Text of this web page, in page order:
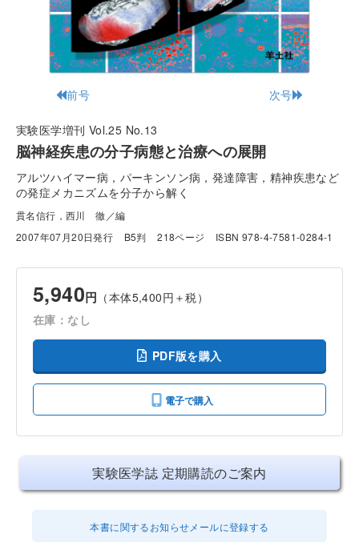
前号 次号
実験医学増刊 Vol.25 No.13
脳神経疾患の分子病態と治療への展開
アルツハイマー病，パーキンソン病，発達障害，精神疾患など
の発症メカニズムを分子から解く
貫名信行，西川 徹／編
2007年07月20日発行
B5判 218ページ ISBN 978-4-7581-0284-1
5,940円 （本体5,400円＋税）
在庫：なし
PDF版を購入
電子で購入
実験医学誌 定期購読のご案内
本書に関するお知らせメールに登録する